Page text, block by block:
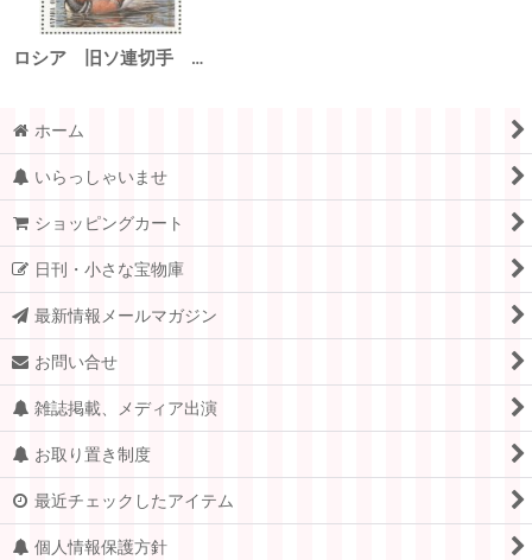
ロシア 旧ソ連切手 1989年 鳥 カモ 1種
ホーム
いらっしゃいませ
ショッピングカート
日刊・小さな宝物庫
最新情報メールマガジン
お問い合せ
雑誌掲載、メディア出演
お取り置き制度
最近チェックしたアイテム
個人情報保護方針